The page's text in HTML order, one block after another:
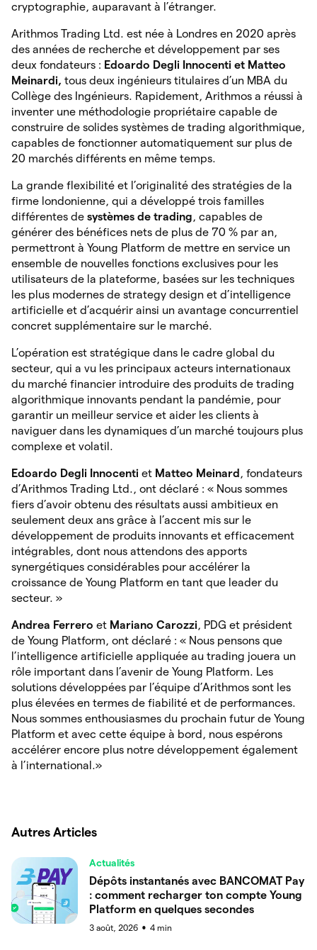
cryptographie, auparavant à l’étranger.
Arithmos Trading Ltd. est née à Londres en 2020 après
des années de recherche et développement par ses
deux fondateurs : Edoardo Degli Innocenti et Matteo
Meinardi, tous deux ingénieurs titulaires d’un MBA du
Collège des Ingénieurs. Rapidement, Arithmos a réussi à
inventer une méthodologie propriétaire capable de
construire de solides systèmes de trading algorithmique,
capables de fonctionner automatiquement sur plus de
20 marchés différents en même temps.
La grande flexibilité et l’originalité des stratégies de la
firme londonienne, qui a développé trois familles
différentes de systèmes de trading, capables de
générer des bénéfices nets de plus de 70 % par an,
permettront à Young Platform de mettre en service un
ensemble de nouvelles fonctions exclusives pour les
utilisateurs de la plateforme, basées sur les techniques
les plus modernes de strategy design et d’intelligence
artificielle et d’acquérir ainsi un avantage concurrentiel
concret supplémentaire sur le marché.
L’opération est stratégique dans le cadre global du
secteur, qui a vu les principaux acteurs internationaux
du marché financier introduire des produits de trading
algorithmique innovants pendant la pandémie, pour
garantir un meilleur service et aider les clients à
naviguer dans les dynamiques d’un marché toujours plus
complexe et volatil.
Edoardo Degli Innocenti et Matteo Meinard , fondateurs
d’Arithmos Trading Ltd., ont déclaré : « Nous sommes
fiers d’avoir obtenu des résultats aussi ambitieux en
seulement deux ans grâce à l’accent mis sur le
développement de produits innovants et efficacement
intégrables, dont nous attendons des apports
synergétiques considérables pour accélérer la
croissance de Young Platform en tant que leader du
secteur. »
Andrea Ferrero et Mariano Carozzi, PDG et président
de Young Platform, ont déclaré : « Nous pensons que
l’intelligence artificielle appliquée au trading jouera un
rôle important dans l’avenir de Young Platform. Les
solutions développées par l’équipe d’Arithmos sont les
plus élevées en termes de fiabilité et de performances.
Nous sommes enthousiasmes du prochain futur de Young
Platform et avec cette équipe à bord, nous espérons
accélérer encore plus notre développement également
à l’international.»
Autres Articles
Actualités
Dépôts instantanés avec BANCOMAT Pay
: comment recharger ton compte Young
Platform en quelques secondes
3 août, 2026 ● 4 min